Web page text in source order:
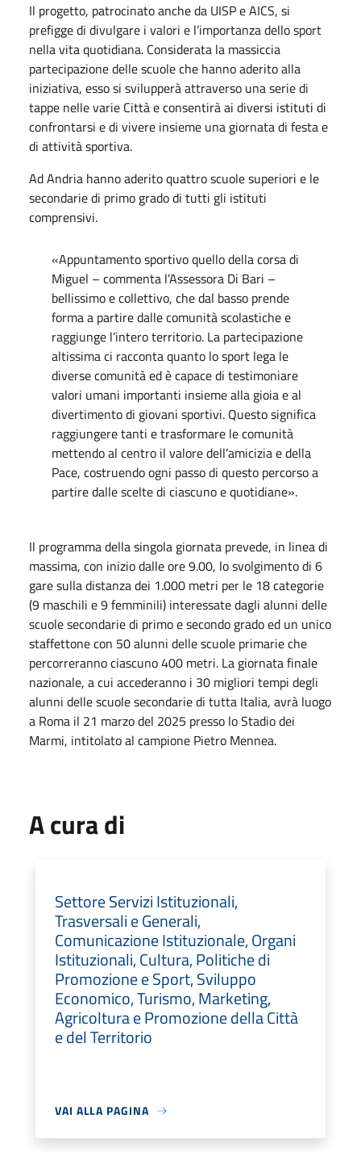
Il progetto, patrocinato anche da UISP e AICS, si
prefigge di divulgare i valori e l’importanza dello sport
nella vita quotidiana. Considerata la massiccia
partecipazione delle scuole che hanno aderito alla
iniziativa, esso si svilupperà attraverso una serie di
tappe nelle varie Città e consentirà ai diversi istituti di
confrontarsi e di vivere insieme una giornata di festa e
di attività sportiva.
Ad Andria hanno aderito quattro scuole superiori e le
secondarie di primo grado di tutti gli istituti
comprensivi.
«Appuntamento sportivo quello della corsa di
Miguel – commenta l’Assessora Di Bari –
bellissimo e collettivo, che dal basso prende
forma a partire dalle comunità scolastiche e
raggiunge l’intero territorio. La partecipazione
altissima ci racconta quanto lo sport lega le
diverse comunità ed è capace di testimoniare
valori umani importanti insieme alla gioia e al
divertimento di giovani sportivi. Questo significa
raggiungere tanti e trasformare le comunità
mettendo al centro il valore dell’amicizia e della
Pace, costruendo ogni passo di questo percorso a
partire dalle scelte di ciascuno e quotidiane».
Il programma della singola giornata prevede, in linea di
massima, con inizio dalle ore 9.00, lo svolgimento di 6
gare sulla distanza dei 1.000 metri per le 18 categorie
(9 maschili e 9 femminili) interessate dagli alunni delle
scuole secondarie di primo e secondo grado ed un unico
staffettone con 50 alunni delle scuole primarie che
percorreranno ciascuno 400 metri. La giornata finale
nazionale, a cui accederanno i 30 migliori tempi degli
alunni delle scuole secondarie di tutta Italia, avrà luogo
a Roma il 21 marzo del 2025 presso lo Stadio dei
Marmi, intitolato al campione Pietro Mennea.
A cura di
Settore Servizi Istituzionali,
Trasversali e Generali,
Comunicazione Istituzionale, Organi
Istituzionali, Cultura, Politiche di
Promozione e Sport, Sviluppo
Economico, Turismo, Marketing,
Agricoltura e Promozione della Città
e del Territorio
VAI ALLA PAGINA